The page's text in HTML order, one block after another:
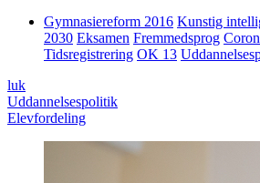
Gymnasiereform 2016 Kunstig
2030 Eksamen Fremmedsprog
Tidsregistrering OK 13
luk
Uddannelsespolitik
Elevfordeling